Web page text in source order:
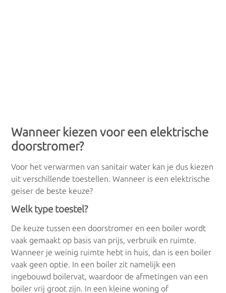
Warm water
Geisers
Condensatiegeisers
Doorstromers
Wanneer kiezen voor een elektrische
doorstromer?
Voor het verwarmen van sanitair water kan je dus kiezen
uit verschillende toestellen. Wanneer is een elektrische
geiser de beste keuze?
Welk type toestel?
De keuze tussen een doorstromer en een boiler wordt
vaak gemaakt op basis van prijs, verbruik en ruimte.
Wanneer je weinig ruimte hebt in huis, dan is een boiler
vaak geen optie. In een boiler zit namelijk een
ingebouwd boilervat, waardoor de afmetingen van een
boiler vrij groot zijn. In een kleine woning of